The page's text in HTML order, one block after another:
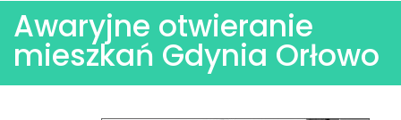
Awaryjne otwieranie
mieszkań Gdynia Orłowo